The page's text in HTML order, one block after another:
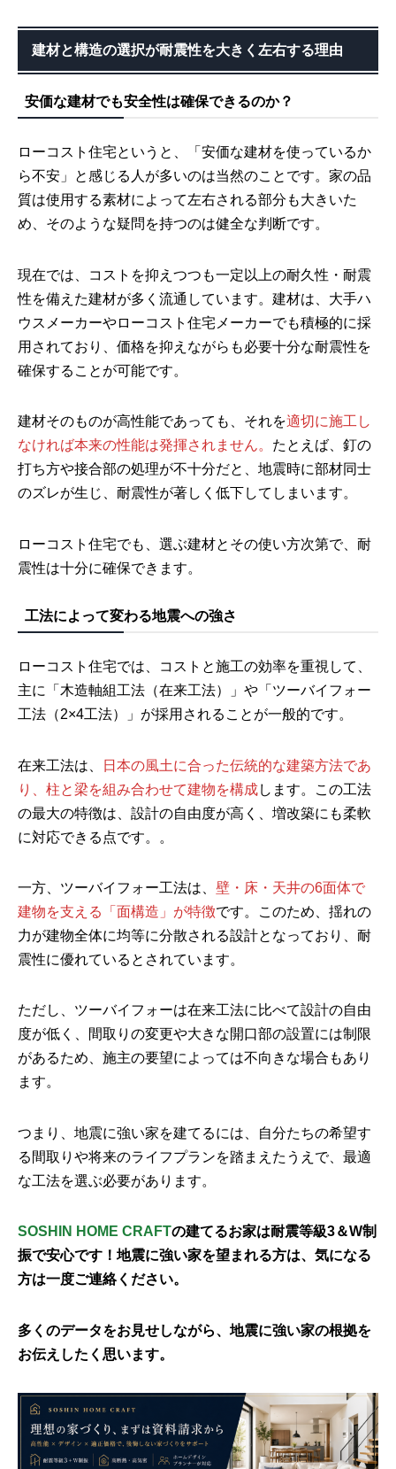
建材と構造の選択が耐震性を大きく左右する理由
安価な建材でも安全性は確保できるのか？
ローコスト住宅というと、「安価な建材を使っているか
ら不安」と感じる人が多いのは当然のことです。家の品
質は使用する素材によって左右される部分も大きいた
め、そのような疑問を持つのは健全な判断です。
現在では、コストを抑えつつも一定以上の耐久性・耐震
性を備えた建材が多く流通しています。建材は、大手ハ
ウスメーカーやローコスト住宅メーカーでも積極的に採
用されており、価格を抑えながらも必要十分な耐震性を
確保することが可能です。
建材そのものが高性能であっても、それを適切に施工し
なければ本来の性能は発揮されません。 たとえば、釘の
打ち方や接合部の処理が不十分だと、地震時に部材同士
のズレが生じ、耐震性が著しく低下してしまいます。
ローコスト住宅でも、選ぶ建材とその使い方次第で、耐
震性は十分に確保できます。
工法によって変わる地震への強さ
ローコスト住宅では、コストと施工の効率を重視して、
主に「木造軸組工法（在来工法）」や「ツーバイフォー
工法（2×4工法）」が採用されることが一般的です。
在来工法は、
日本の風土に合った伝統的な建築方法であ
り、柱と梁を組み合わせて建物を構成します。この工法
の最大の特徴は、設計の自由度が高く、増改築にも柔軟
に対応できる点です。。
一方、ツーバイフォー工法は、 壁・床・天井の6面体で
建物を支える「面構造」が特徴です。このため、揺れの
力が建物全体に均等に分散される設計となっており、耐
震性に優れているとされています。
ただし、ツーバイフォーは在来工法に比べて設計の自由
度が低く、間取りの変更や大きな開口部の設置には制限
があるため、施主の要望によっては不向きな場合もあり
ます。
つまり、地震に強い家を建てるには、自分たちの希望す
る間取りや将来のライフプランを踏まえたうえで、最適
な工法を選ぶ必要があります。
SOSHIN HOME CRAFTの建てるお家は耐震等級3＆W制
振で安心です！地震に強い家を望まれる方は、気になる
方は一度ご連絡ください。
多くのデータをお見せしながら、地震に強い家の根拠を
お伝えしたく思います。